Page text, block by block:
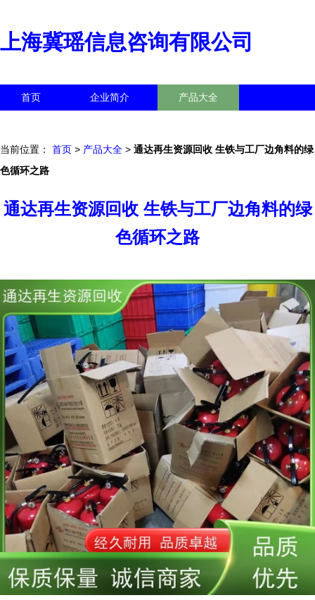
上海冀瑶信息咨询有限公司
首页 企业简介 产品大全
当前位置： 首页 > 产品大全 > 通达再生资源回收 生铁与工厂边角料的绿
色循环之路
通达再生资源回收 生铁与工厂边角料的绿
色循环之路